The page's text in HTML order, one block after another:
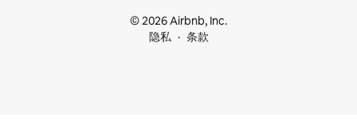
© 2026 Airbnb, Inc.
隐私
条款